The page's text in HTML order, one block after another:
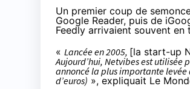
Un premier coup de
Google Reader, puis de
Feedly arrivaient souvent en
« Lancée en 2005, [la start-up
Aujourd’hui, Netvibes est utilisée
annoncé la plus importante levée
d’euros) », expliquait Le